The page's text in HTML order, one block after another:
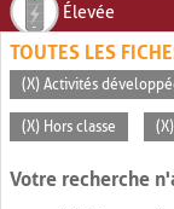
Élevée
TOUTES LES
(X) Activités
(X) Hors classe
Votre recherche